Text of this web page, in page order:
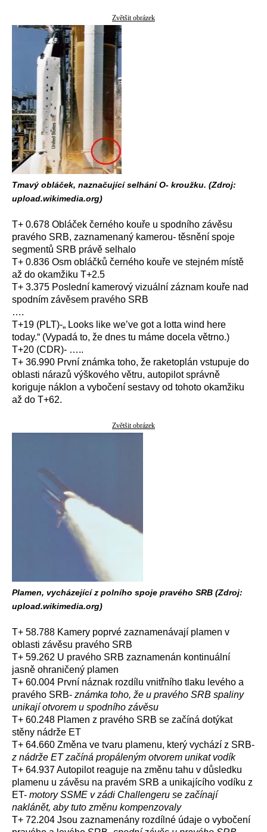
Zvětšit obrázek
Tmavý obláček, naznačující selhání O- kroužku. (Zdroj:
upload.wikimedia.org)
T+ 0.678 Obláček černého kouře u spodního závěsu
pravého SRB, zaznamenaný kamerou- těsnění spoje
segmentů SRB právě selhalo
T+ 0.836 Osm obláčků černého kouře ve stejném místě
až do okamžiku T+2.5
T+ 3.375 Poslední kamerový vizuální záznam kouře nad
spodním závěsem pravého SRB
….
T+19 (PLT)-„ Looks like we’ve got a lotta wind here
today.“ (Vypadá to, že dnes tu máme docela větrno.)
T+20 (CDR)- …..
T+ 36.990 První známka toho, že raketoplán vstupuje do
oblasti nárazů výškového větru, autopilot správně
koriguje náklon a vybočení sestavy od tohoto okamžiku
až do T+62.
Zvětšit obrázek
Plamen, vycházející z polního spoje pravého SRB (Zdroj:
upload.wikimedia.org)
T+ 58.788 Kamery poprvé zaznamenávají plamen v
oblasti závěsu pravého SRB
T+ 59.262 U pravého SRB zaznamenán kontinuální
jasně ohraničený plamen
T+ 60.004 První náznak rozdílu vnitřního tlaku levého a
pravého SRB- známka toho, že u pravého SRB spaliny
unikají otvorem u spodního závěsu
T+ 60.248 Plamen z pravého SRB se začíná dotýkat
stěny nádrže ET
T+ 64.660 Změna ve tvaru plamenu, který vychází z SRB-
z nádrže ET začíná propáleným otvorem unikat vodík
T+ 64.937 Autopilot reaguje na změnu tahu v důsledku
plamenu u závěsu na pravém SRB a unikajícího vodíku z
ET- motory SSME v zádi Challengeru se začínají
naklánět, aby tuto změnu kompenzovaly
T+ 72.204 Jsou zaznamenány rozdílné údaje o vybočení